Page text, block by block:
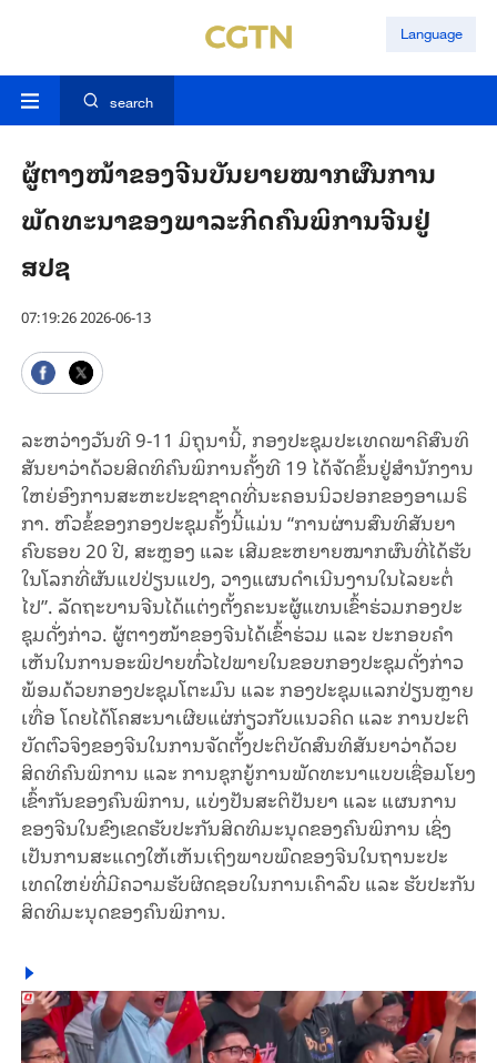
Language
search
ຜູ້ຕາງໜ້າຂອງຈີນບັນຍາຍໝາກຜົນການ
ພັດທະນາຂອງພາລະກິດຄົນພິການຈີນຢູ່
ສປຊ
07:19:26 2026-06-13
ລະຫວ່າງວັນທີ 9-11 ມິຖຸນານີ້, ກອງ​ປະ​ຊຸມປະ​ເທດ​ພາ​ຄີ​ສົນ​ທິ​
ສັນ​ຍາວ່າ​ດ້ວຍ​ສິດທິ​ຄົນ​ພິ​ການ​ຄັ້ງ​ທີ 19 ​ໄດ້​ຈັດ​ຂຶ້ນ​ຢູ່​ສຳ​ນັກ​ງານ​
ໃຫຍ່​ອົງ​ການ​ສະ​ຫະ​ປະ​ຊາ​ຊາດ​ທີ່​ນະ​ຄອນ​ນິວຢອກ​ຂອງ​ອາ​ເມ​ຣິ​
ກາ. ຫົວ​ຂໍ້​ຂອງກອງ​ປະ​ຊຸມ​ຄັ້ງ​ນີ້​ແມ່ນ “ການ​ຜ່ານ​ສົນ​ທິ​ສັນ​ຍາ​
ຄົບ​ຮອບ 20 ປີ, ສະຫຼອງ ແລະ ເສີມ​ຂະ​ຫຍາຍ​ໝາກ​ຜົນທີ່ໄດ້ຮັບ​
ໃນ​ໂລກ​ທີ່ຜັນແປ​ປ່ຽນ​ແປງ, ວາງ​ແຜນ​ດຳ​ເນີນ​ງານ​ໃນ​ໄລ​ຍະ​ຕໍ່​
ໄປ”. ລັດ​ຖະ​ບານ​ຈີນ​ໄດ້​ແຕ່ງ​ຕັ້ງ​ຄະ​ນະ​ຜູ້​ແທນ​ເຂົ້າ​ຮ່ວມກອງ​ປະ​
ຊຸມ​ດັ່ງ​ກ່າວ. ຜູ້​ຕາງ​ໜ້າ​ຂອງ​ຈີນ​ໄດ້​ເຂົ້າ​ຮ່ວມ ແລະ ປະ​ກອບ​ຄຳ​
ເຫັນ​ໃນ​ການ​ອະ​ພິ​ປາຍ​ທົ່ວ​ໄປ​ພາຍ​ໃນ​ຂອບກອງ​ປະ​ຊຸມ​ດັ່ງ​ກ່າວ
ພ້ອມ​ດ້ວຍກອງ​ປະ​ຊຸມ​ໂຕະ​ມົນ ແລະ ກອງ​ປະ​ຊຸມແລກປ່ຽນຫຼາຍ​
ເທື່ອ ໂດຍ​ໄດ້​ໂຄ​ສະ​ນາ​ເຜີຍ​ແຜ່​ກ່ຽວ​ກັບ​ແນວ​ຄິດ ແລະ ການ​ປະ​ຕິ
ບັດ​ຕົວ​ຈິງ​ຂອງ​ຈີນ​ໃນ​ການ​ຈັດ​ຕັ້ງ​ປະ​ຕິ​ບັດ​ສົນ​ທິ​ສັນ​ຍາວ່າ​ດ້ວຍ​
ສິດ​ທິຄົນ​ພິ​ການ ແລະ ການ​ຊຸກ​ຍູ້​ການ​ພັດ​ທະ​ນາ​ແບບ​ເຊື່ອມ​ໂຍງ​
ເຂົ້າ​ກັນ​ຂອງ​ຄົນ​ພິ​ການ, ແບ່ງ​ປັນ​ສະ​ຕິ​ປັນ​ຍາ ແລະ ແຜນ​ການ​
ຂອງ​ຈີນ​ໃນ​ຂົງ​ເຂດ​ຮັບ​ປະ​ກັນ​ສິດ​ທິ​ມະ​ນຸດ​ຂອງ​ຄົນ​ພິ​ການ ເຊິ່ງ​
ເປັນ​ການ​ສະ​ແດງ​ໃຫ້​ເຫັນ​ເຖິງ​ພາບ​ພົດ​ຂອງ​ຈີນ​ໃນ​ຖາ​ນະ​ປະ​
ເທດ​ໃຫຍ່​ທີ່​ມີ​ຄວາມ​ຮັບ​ຜິດ​ຊອບ​ໃນ​ການ​ເຄົາ​ລົບ ແລະ ຮັບ​ປະ​ກັນ​
ສິດ​ທິ​ມະ​ນຸດ​ຂອງ​ຄົນ​ພິ​ການ.